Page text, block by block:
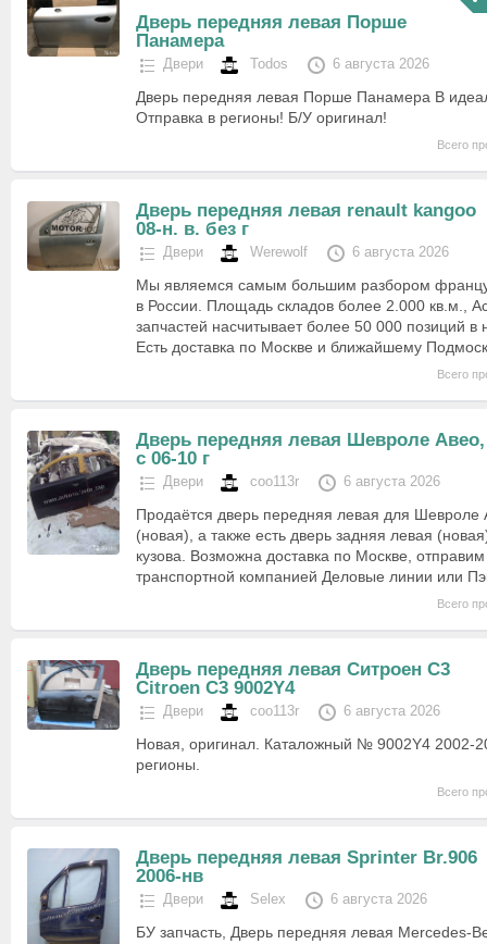
Дверь передняя левая Порше
Панамера
Двери Todos 6 августа 2026
Дверь передняя левая Порше Панамера В
Отправка в регионы! Б/У оригинал!
Всего
Дверь передняя левая renault kangoo
08-н. в. без г
Двери Werewolf 6 августа 2026
Мы являемся самым большим разбором
в России. Площадь складов более 2.000 кв.м.,
запчастей насчитывает более 50 000 позиций в
Есть доставка по Москве и ближайшему
Всего
Дверь передняя левая Шевроле Авео,
с 06-10 г
Двери coo113r 6 августа 2026
Продаётся дверь передняя левая для Шевроле
(новая), а также есть дверь задняя левая
кузова. Возможна доставка по Москве,
транспортной компанией Деловые линии или
Всего
Дверь передняя левая Ситроен С3
Citroen C3 9002Y4
Двери coo113r 6 августа 2026
Новая, оригинал. Каталожный № 9002Y4 2002-
регионы.
Всего
Дверь передняя левая Sprinter Br.906
2006-нв
Двери Selex 6 августа 2026
БУ запчасть, Дверь передняя левая Mercedes-